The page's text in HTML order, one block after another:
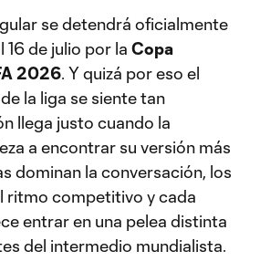
se detendrá oficialmente
16 de julio por la Copa
2026. Y quizá por eso el
la liga se siente tan
llega justo cuando la
a encontrar su versión más
dominan la conversación, los
ritmo competitivo y cada
entrar en una pelea distinta
del intermedio mundialista.